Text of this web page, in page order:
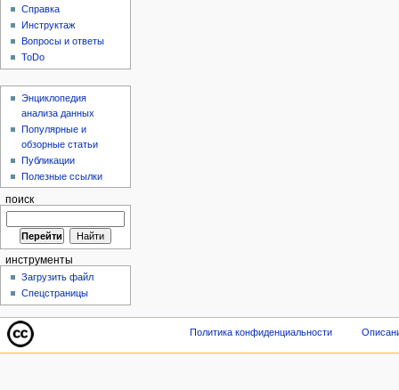
Справка
Инструктаж
Вопросы и ответы
ToDo
Энциклопедия
анализа данных
Популярные и
обзорные статьи
Публикации
Полезные ссылки
поиск
инструменты
Загрузить файл
Спецстраницы
Политика конфиденциальности